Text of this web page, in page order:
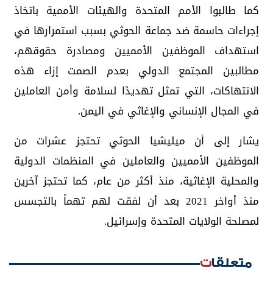
كما طالبوا الأمم المتحدة والهيئات الأممية باتخاذ
إجراءات حاسمة ضد جماعة الحوثي بسبب استمرارها في
استهداف الموظفين الأمميين ومصادرة حقوقهم،
مطالبين المجتمع الدولي بعدم الصمت إزاء هذه
الانتهاكات، التي تمثل تهديدًا لسلامة وأمن العاملين
في المجال الإنساني والإغاثي في اليمن.
يشار إلى أن ميليشيا الحوثي تحتجز عشرات من
الموظفين الأمميين والعاملين في المنظمات الدولية
والمحلية الإغاثية، منذ أكثر من عام، كما تحتجز آخرين
منذ أواخر 2021 بعد أن لفقت لهم تهماً بالتجسس
لمصلحة الولايات المتحدة وإسرائيل.
متعلقات